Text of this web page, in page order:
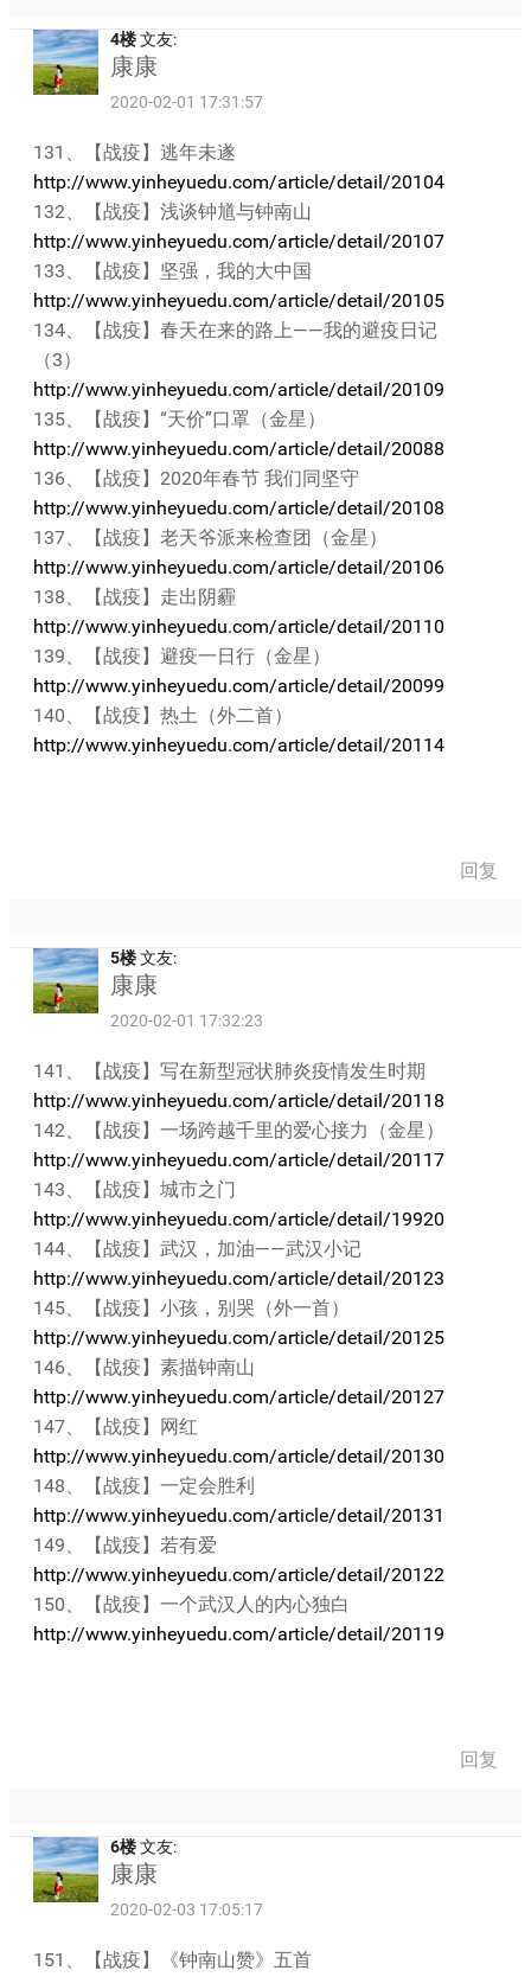
4楼文友:
康康
2020-02-01 17:31:57
131、【战疫】逃年未遂
http://www.yinheyuedu.com/article/detail/20104
132、【战疫】浅谈钟馗与钟南山
http://www.yinheyuedu.com/article/detail/20107
133、【战疫】坚强，我的大中国
http://www.yinheyuedu.com/article/detail/20105
134、【战疫】春天在来的路上——我的避疫日记
（3）
http://www.yinheyuedu.com/article/detail/20109
135、【战疫】“天价”口罩（金星）
http://www.yinheyuedu.com/article/detail/20088
136、【战疫】2020年春节 我们同坚守
http://www.yinheyuedu.com/article/detail/20108
137、【战疫】老天爷派来检查团（金星）
http://www.yinheyuedu.com/article/detail/20106
138、【战疫】走出阴霾
http://www.yinheyuedu.com/article/detail/20110
139、【战疫】避疫一日行（金星）
http://www.yinheyuedu.com/article/detail/20099
140、【战疫】热土（外二首）
http://www.yinheyuedu.com/article/detail/20114
回复
5楼文友:
康康
2020-02-01 17:32:23
141、【战疫】写在新型冠状肺炎疫情发生时期
http://www.yinheyuedu.com/article/detail/20118
142、【战疫】一场跨越千里的爱心接力（金星）
http://www.yinheyuedu.com/article/detail/20117
143、【战疫】城市之门
http://www.yinheyuedu.com/article/detail/19920
144、【战疫】武汉，加油——武汉小记
http://www.yinheyuedu.com/article/detail/20123
145、【战疫】小孩，别哭（外一首）
http://www.yinheyuedu.com/article/detail/20125
146、【战疫】素描钟南山
http://www.yinheyuedu.com/article/detail/20127
147、【战疫】网红
http://www.yinheyuedu.com/article/detail/20130
148、【战疫】一定会胜利
http://www.yinheyuedu.com/article/detail/20131
149、【战疫】若有爱
http://www.yinheyuedu.com/article/detail/20122
150、【战疫】一个武汉人的内心独白
http://www.yinheyuedu.com/article/detail/20119
回复
6楼文友:
康康
2020-02-03 17:05:17
151、【战疫】《钟南山赞》五首